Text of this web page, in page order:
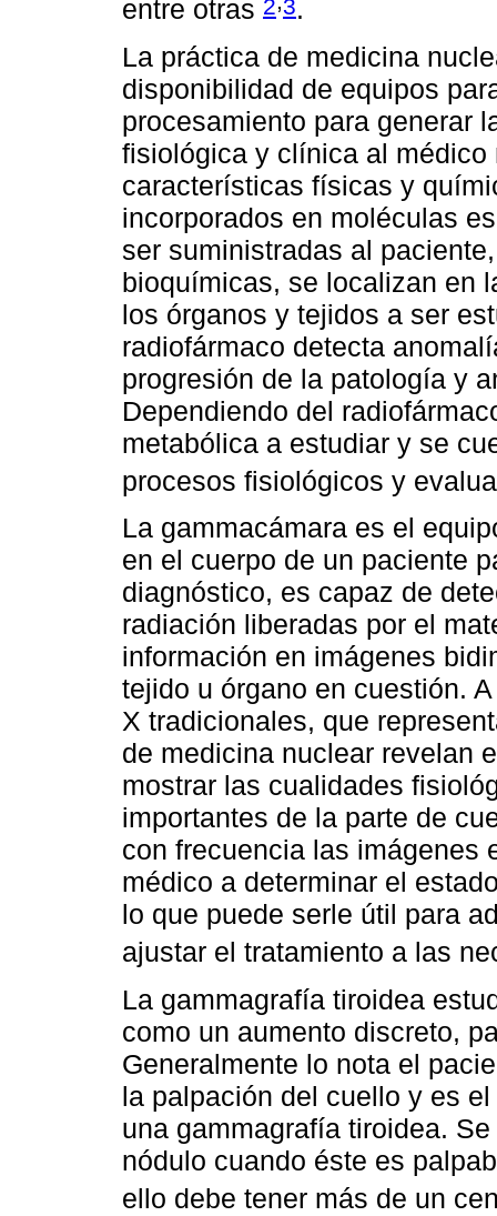
entre otras 2 3.
La práctica de medicina
disponibilidad de equipos
procesamiento para generar
fisiológica y clínica al
características físicas y
incorporados en moléculas
ser suministradas al
bioquímicas, se localizan en
los órganos y tejidos a ser
radiofármaco detecta
progresión de la patología y
Dependiendo del
metabólica a estudiar y se
procesos fisiológicos y
La gammacámara es el
en el cuerpo de un paciente
diagnóstico, es capaz de
radiación liberadas por el
información en imágenes
tejido u órgano en cuestión.
X tradicionales, que
de medicina nuclear revelan
mostrar las cualidades
importantes de la parte de
con frecuencia las imágenes
médico a determinar el
lo que puede serle útil para
ajustar el tratamiento a las
La gammagrafía tiroidea
como un aumento discreto,
Generalmente lo nota el
la palpación del cuello y es
una gammagrafía tiroidea.
nódulo cuando éste es
ello debe tener más de un